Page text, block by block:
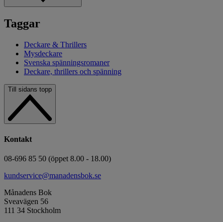
Taggar
Deckare & Thrillers
Mysdeckare
Svenska spänningsromaner
Deckare, thrillers och spänning
Till sidans topp
Kontakt
08-696 85 50 (öppet 8.00 - 18.00)
kundservice@manadensbok.se
Månadens Bok
Sveavägen 56
111 34 Stockholm